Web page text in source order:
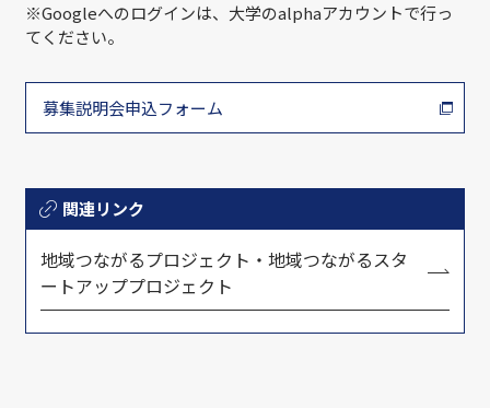
※Googleへのログインは、大学のalphaアカウントで行っ
てください。
募集説明会申込フォーム
関連リンク
地域つながるプロジェクト・地域つながるスタ
ートアッププロジェクト